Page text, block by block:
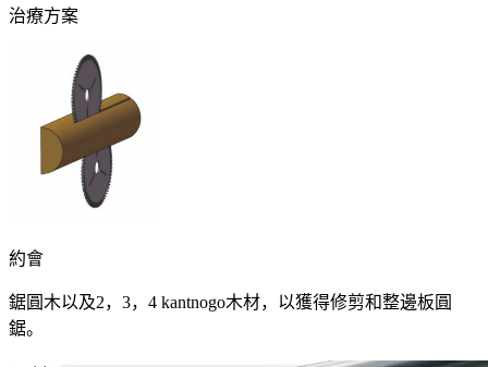
治療方案
約會
鋸圓木以及2，3，4 kantnogo木材，以獲得修剪和整邊板圓
鋸。